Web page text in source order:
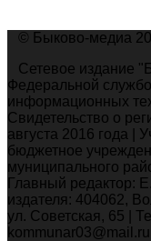
© Быково-медиа
Сетевое издание
Федеральной
информационных
Свидетельство о
августа 2016 года |
бюджетное
муниципального
Главный редактор:
издателя: 404062,
ул. Советская, 65 |
kommunar03@mail.ru